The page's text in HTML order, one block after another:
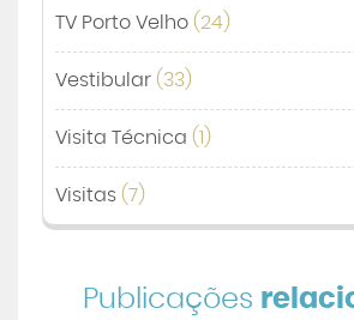
TV Porto Velho (24)
Vestibular (33)
Visita Técnica (1)
Visitas (7)
Publicações